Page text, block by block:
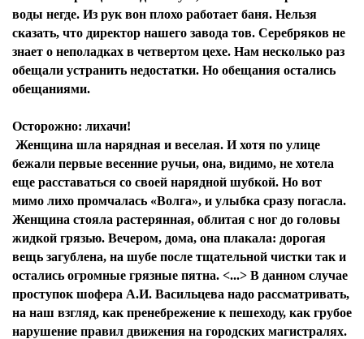
воды негде. Из рук вон плохо работает баня. Нельзя
сказать, что директор нашего завода тов. Серебряков не
знает о неполадках в четвертом цехе. Нам несколько раз
обещали устранить недостатки. Но обещания остались
обещаниями.
Осторожно: лихачи!
Женщина шла нарядная и веселая. И хотя по улице
бежали первые весенние ручьи, она, видимо, не хотела
еще расставаться со своей нарядной шубкой. Но вот
мимо лихо промчалась «Волга», и улыбка сразу погасла.
Женщина стояла растерянная, облитая с ног до головы
жидкой грязью. Вечером, дома, она плакала: дорогая
вещь загублена, на шубе после тщательной чистки так и
остались огромные грязные пятна. <...> В данном случае
проступок шофера А.И. Васильцева надо рассматривать,
на наш взгляд, как пренебрежение к пешеходу, как грубое
нарушение правил движения на городских магистралях.